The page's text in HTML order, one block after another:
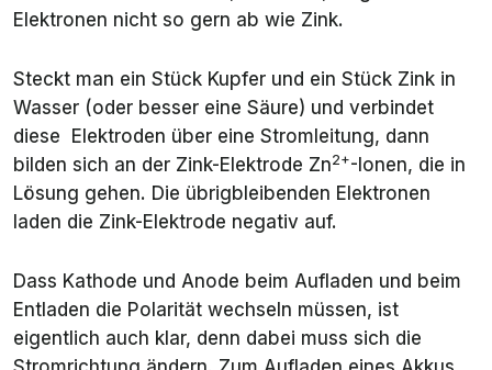
Elektronen nicht so gern ab wie Zink.
Steckt man ein Stück Kupfer und ein Stück Zink in
Wasser (oder besser eine Säure) und verbindet
diese Elektroden über eine Stromleitung, dann
bilden sich an der Zink-Elektrode Zn2+-Ionen, die in
Lösung gehen. Die übrigbleibenden Elektronen
laden die Zink-Elektrode negativ auf.
Dass Kathode und Anode beim Aufladen und beim
Entladen die Polarität wechseln müssen, ist
eigentlich auch klar, denn dabei muss sich die